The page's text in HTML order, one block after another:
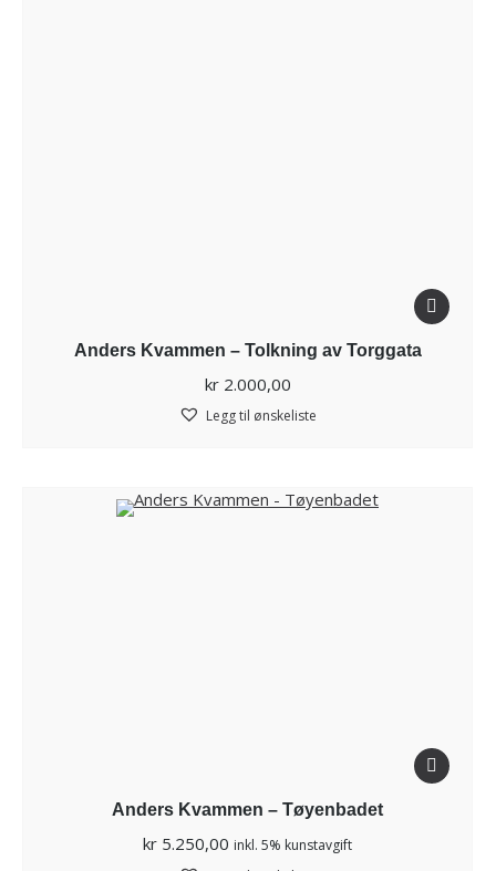
Anders Kvammen – Tolkning av Torggata
kr2.000,00
Legg til ønskeliste
Anders Kvammen – Tøyenbadet
kr 5.250,00 inkl. 5% kunstavgift